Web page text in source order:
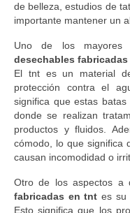
de belleza, estudios de
importante mantener un
Uno de los mayores
desechables
El tnt es un material
protección contra el
significa que estas
donde se realizan
productos y fluidos.
cómodo, lo que significa
causan incomodidad o
Otro de los aspectos a
fabricadas en tnt es su
Esto significa que los